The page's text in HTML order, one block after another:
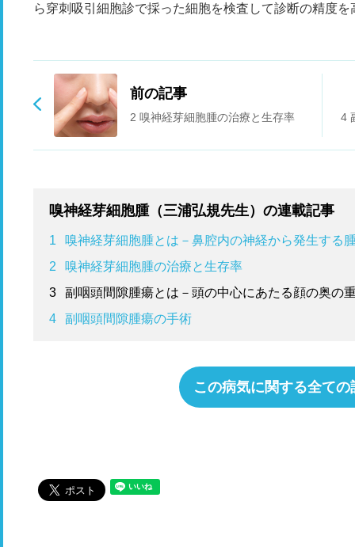
ら穿刺吸引細胞診で採った細胞を検査して診断の精度
前の記事
2 嗅神経芽細胞腫の治療と生存率 4
嗅神経芽細胞腫（三浦弘規先生）の連載記事
1
嗅神経芽細胞腫とは－鼻腔内の神経から発生する
2
嗅神経芽細胞腫の治療と生存率
3
副咽頭間隙腫瘍とは－頭の中心にあたる顔の奥の
4
副咽頭間隙腫瘍の手術
この病気に関する全て